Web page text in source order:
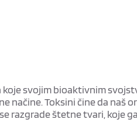
svojim bioaktivnim
načine. Toksini čine da naš
razgrade štetne tvari, koje